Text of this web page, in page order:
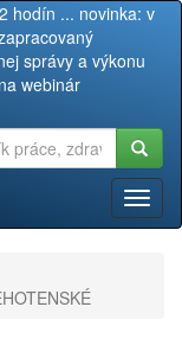
hodín ... novinka: v
správy a výkonu
webinár